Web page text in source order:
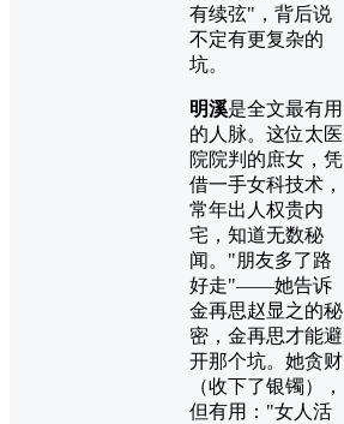
有续弦"，背后说
不定有更复杂的
坑。
明溪是全文最有用
的人脉。这位太医
院院判的庶女，凭
借一手女科技术，
常年出人权贵内
宅，知道无数秘
闻。"朋友多了路
好走"——她告诉
金再思赵显之的秘
密，金再思才能避
开那个坑。她贪财
（收下了银镯），
但有用："女人活